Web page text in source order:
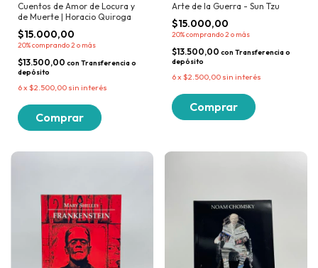
Cuentos de Amor de Locura y
de Muerte | Horacio Quiroga
$15.000,00
20%comprando 2 o más
$13.500,00 con Transferencia o
depósito
6x $2.500,00 sin interés
Arte de la Guerra - Sun Tzu
$15.000,00
20%comprando 2 o más
$13.500,00 con Transferencia o
depósito
6x $2.500,00 sin interés